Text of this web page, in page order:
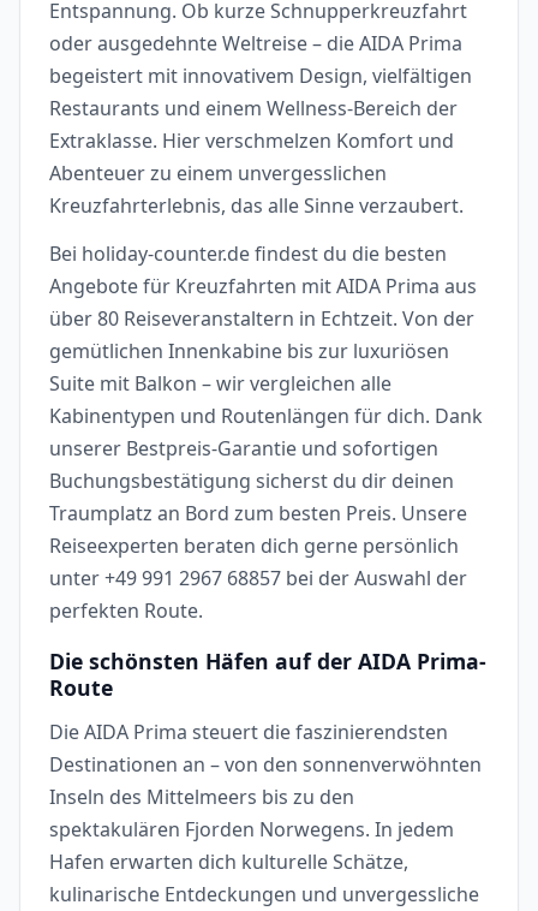
Entspannung. Ob kurze Schnupperkreuzfahrt
oder ausgedehnte Weltreise – die AIDA Prima
begeistert mit innovativem Design, vielfältigen
Restaurants und einem Wellness-Bereich der
Extraklasse. Hier verschmelzen Komfort und
Abenteuer zu einem unvergesslichen
Kreuzfahrterlebnis, das alle Sinne verzaubert.
Bei holiday-counter.de findest du die besten
Angebote für Kreuzfahrten mit AIDA Prima aus
über 80 Reiseveranstaltern in Echtzeit. Von der
gemütlichen Innenkabine bis zur luxuriösen
Suite mit Balkon – wir vergleichen alle
Kabinentypen und Routenlängen für dich. Dank
unserer Bestpreis-Garantie und sofortigen
Buchungsbestätigung sicherst du dir deinen
Traumplatz an Bord zum besten Preis. Unsere
Reiseexperten beraten dich gerne persönlich
unter +49 991 2967 68857 bei der Auswahl der
perfekten Route.
Die schönsten Häfen auf der AIDA Prima-
Route
Die AIDA Prima steuert die faszinierendsten
Destinationen an – von den sonnenverwöhnten
Inseln des Mittelmeers bis zu den
spektakulären Fjorden Norwegens. In jedem
Hafen erwarten dich kulturelle Schätze,
kulinarische Entdeckungen und unvergessliche